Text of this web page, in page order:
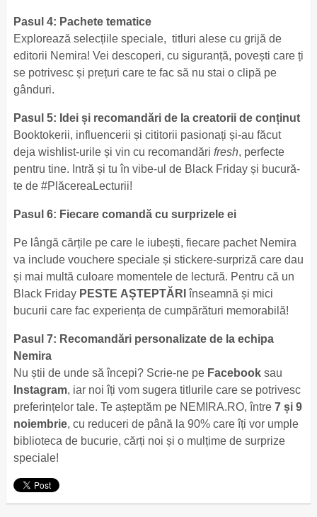
Pasul 4: Pachete tematice
Explorează selecțiile speciale, titluri alese cu grijă de
editorii Nemira! Vei descoperi, cu siguranță, povești care ți
se potrivesc și prețuri care te fac să nu stai o clipă pe
gânduri.
Pasul 5: Idei și recomandări de la creatorii de conținut
Booktokerii, influencerii și cititorii pasionați și-au făcut
deja wishlist-urile și vin cu recomandări fresh, perfecte
pentru tine. Intră și tu în vibe-ul de Black Friday și bucură-
te de #PlăcereaLecturii!
Pasul 6: Fiecare comandă cu surprizele ei
Pe lângă cărțile pe care le iubești, fiecare pachet Nemira
va include vouchere speciale și stickere-surpriză care dau
și mai multă culoare momentele de lectură. Pentru că un
Black Friday PESTE AȘTEPTĂRI înseamnă și mici
bucurii care fac experiența de cumpărături memorabilă!
Pasul 7: Recomandări personalizate de la echipa
Nemira
Nu știi de unde să începi? Scrie-ne pe Facebooksau
Instagram, iar noi îți vom sugera titlurile care se potrivesc
preferințelor tale. Te așteptăm pe NEMIRA.RO, între 7 și 9
noiembrie, cu reduceri de până la 90% care îți vor umple
biblioteca de bucurie, cărți noi și o mulțime de surprize
speciale!